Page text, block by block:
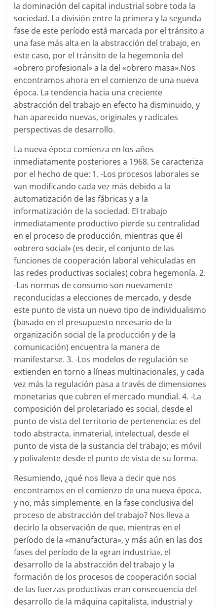
la dominación del capital industrial sobre toda la
sociedad. La división entre la primera y la segunda
fase de este período está marcada por el tránsito a
una fase más alta en la abstracción del trabajo, en
este caso, por el tránsito de la hegemonía del
«obrero profesional» a la del «obrero masa».Nos
encontramos ahora en el comienzo de una nueva
época. La tendencia hacia una creciente
abstracción del trabajo en efecto ha disminuido, y
han aparecido nuevas, originales y radicales
perspectivas de desarrollo.
La nueva época comienza en los años
inmediatamente posteriores a 1968. Se caracteriza
por el hecho de que: 1. -Los procesos laborales se
van modificando cada vez más debido a la
automatización de las fábricas y a la
informatización de la sociedad. El trabajo
inmediatamente productivo pierde su centralidad
en el proceso de producción, mientras que él
«obrero social» (es decir, el conjunto de las
funciones de cooperación laboral vehiculadas en
las redes productivas sociales) cobra hegemonía. 2.
-Las normas de consumo son nuevamente
reconducidas a elecciones de mercado, y desde
este punto de vista un nuevo tipo de individualismo
(basado en el presupuesto necesario de la
organización social de la producción y de la
comunicación) encuentra la manera de
manifestarse. 3. -Los modelos de regulación se
extienden en torno a líneas multinacionales, y cada
vez más la regulación pasa a través de dimensiones
monetarias que cubren el mercado mundial. 4. -La
composición del proletariado es social, desde el
punto de vista del territorio de pertenencia: es del
todo abstracta, inmaterial, intelectual, desde el
punto de vista de la sustancia del trabajo; es móvil
y polivalente desde el punto de vista de su forma.
Resumiendo, ¿qué nos lleva a decir que nos
encontramos en el comienzo de una nueva época,
y no, más simplemente, en la fase conclusiva del
proceso de abstracción del trabajo? Nos lleva a
decirlo la observación de que, mientras en el
período de la «manufactura», y más aún en las dos
fases del período de la «gran industria», el
desarrollo de la abstracción del trabajo y la
formación de los procesos de cooperación social
de las fuerzas productivas eran consecuencia del
desarrollo de la máquina capitalista, industrial y